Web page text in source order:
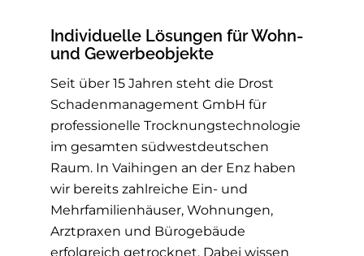
Individuelle Lösungen für Wohn-
und Gewerbeobjekte
Seit über 15 Jahren steht die Drost
Schadenmanagement GmbH für
professionelle Trocknungstechnologie
im gesamten südwestdeutschen
Raum. In Vaihingen an der Enz haben
wir bereits zahlreiche Ein- und
Mehrfamilienhäuser, Wohnungen,
Arztpraxen und Bürogebäude
erfolgreich getrocknet. Dabei wissen